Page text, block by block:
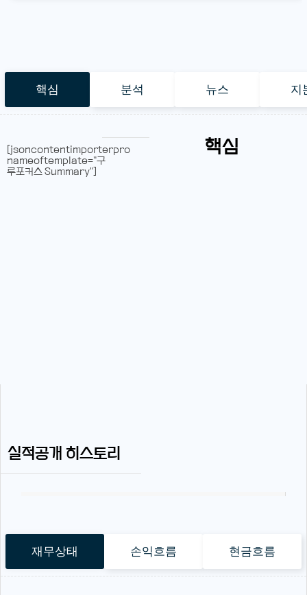
핵심 분석 뉴스 지
핵심
[jsoncontentimporterpro
nameoftemplate="구
루포커스 Summary"]
실적공개 히스토리
재무상태 손익흐름 현금흐름